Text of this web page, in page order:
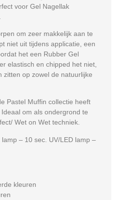
voor Gel Nagellak
om zeer makkelijk aan te
niet uit tijdens applicatie, een
het een Rubber Gel
elastisch en chipped het niet,
zitten op zowel de natuurlijke
Pastel Muffin collectie heeft
om als ondergrond te
Wet on Wet techniek.
– 10 sec. UV/LED lamp –
kleuren